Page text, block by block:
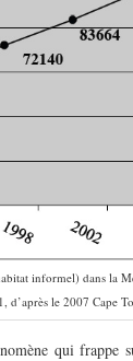
informel) dans la
d’après le 2007 Cape
qui frappe